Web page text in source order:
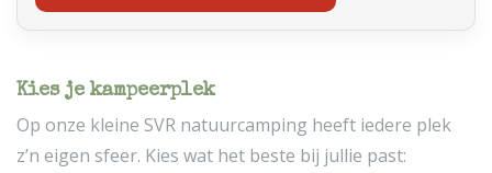
Kies je kampeerplek
Op onze kleine SVR natuurcamping heeft iedere plek
z’n eigen sfeer. Kies wat het beste bij jullie past: